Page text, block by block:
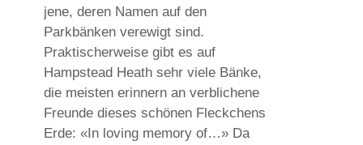
jene, deren Namen auf den
Parkbänken verewigt sind.
Praktischerweise gibt es auf
Hampstead Heath sehr viele Bänke,
die meisten erinnern an verblichene
Freunde dieses schönen Fleckchens
Erde: «In loving memory of…» Da